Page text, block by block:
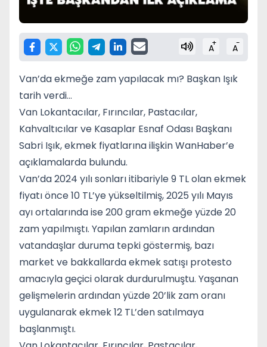
A+ A-
Van’da ekmeğe zam yapılacak mı? Başkan Işık
tarih verdi…
Van Lokantacılar, Fırıncılar, Pastacılar,
Kahvaltıcılar ve Kasaplar Esnaf Odası Başkanı
Sabri Işık, ekmek fiyatlarına ilişkin WanHaber’e
açıklamalarda bulundu.
Van’da 2024 yılı sonları itibariyle 9 TL olan ekmek
fiyatı önce 10 TL’ye yükseltilmiş, 2025 yılı Mayıs
ayı ortalarında ise 200 gram ekmeğe yüzde 20
zam yapılmıştı. Yapılan zamların ardından
vatandaşlar duruma tepki göstermiş, bazı
market ve bakkallarda ekmek satışı protesto
amacıyla geçici olarak durdurulmuştu. Yaşanan
gelişmelerin ardından yüzde 20’lik zam oranı
uygulanarak ekmek 12 TL’den satılmaya
başlanmıştı.